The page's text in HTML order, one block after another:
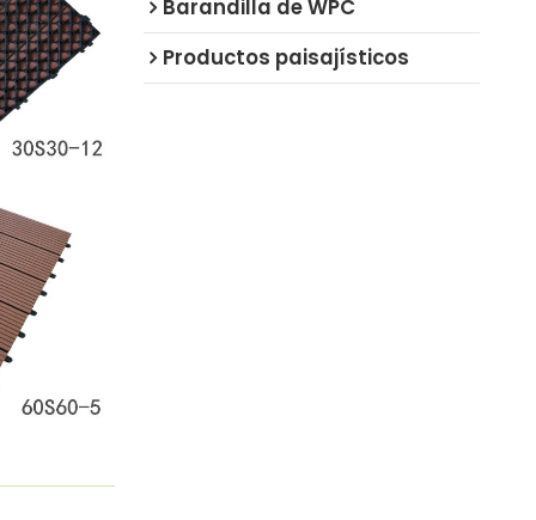
Barandilla de WPC
Productos paisajísticos